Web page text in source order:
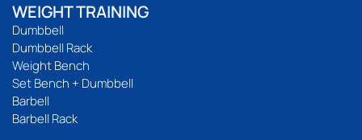
WEIGHT TRAINING
Dumbbell
Dumbbell Rack
Weight Bench
Set Bench + Dumbbell
Barbell
Barbell Rack